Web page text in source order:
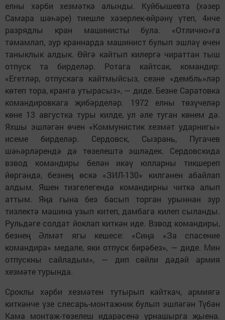
елны хәрби хезмәткә алынды. Куйбышевта (хәзер
Самара шәһәре) тиешле хәзерлек-өйрәнү үтеп, 4нче
разрядлы кран машинисты була. «Отлично»га
тәмамлап, зур краннарда машинист булып эшләү өчен
таныклык алдык. Өйгә кайтып килергә чираттан тыш
отпуск та бирделәр. Ротага кайтсак, командир:
«Егетләр, отпускага кайтмыйсыз, сезне «дембль»ләр
көтеп тора, кранга утырасыз», — диде. Безне Саратовка
командировкага җибәрделәр. 1972 елны төзүчеләр
көне 13 августка туры килде, ул әле туган көнем дә.
Яхшы эшләгән өчен «Коммунистик хезмәт ударнигы»
исеме бирделәр. Сердовск, Сызрань, Пугачев
шәһәрләрендә дә төзелештә эшләдек. Сердовскида
взвод командиры белән икәү юлларны тикшереп
йөргәндә, безнең өскә «ЗИЛ-130» килгәнен абайлап
алдым. Яшен тизгелегендә командирны читкә алып
аттым. Яңа гына без басып торган урыннан зур
тизлектә машина узып китеп, дамбага килеп сыланды.
Рульдәге солдат йоклап киткән иде. Взвод командиры,
безнең Әлмәт ягы кешесе: «Сиңа «За спасение
командира» медале, яки отпуск бирәбез», — диде. Мин
отпускны сайладым», — дип сөйли дәдәй армия
хезмәте турында.
Сроклы хәрби хезмәтен тутырып кайткач, армиягә
киткәнче үзе слесарь-монтажник булып эшләгән Түбән
Кама монтаж-төзелеш идарәсенә урнашырга җыена.